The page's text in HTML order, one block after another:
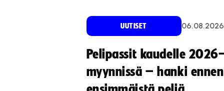
UUTISET 06.08.2026
Pelipassit kaudelle
myynnissä – hanki ennen